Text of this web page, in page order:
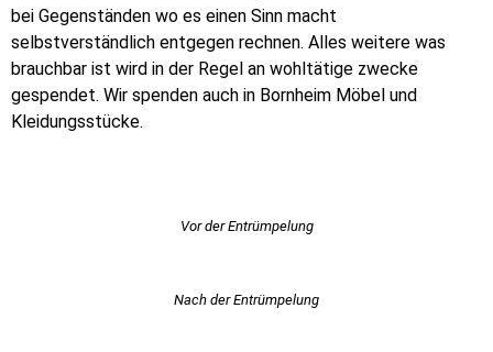
bei Gegenständen wo es einen Sinn macht
selbstverständlich entgegen rechnen. Alles weitere was
brauchbar ist wird in der Regel an wohltätige zwecke
gespendet. Wir spenden auch in Bornheim Möbel und
Kleidungsstücke.
Vor der Entrümpelung
Nach der Entrümpelung